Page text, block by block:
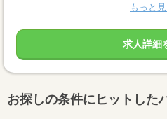
もっと
求人詳細
お探しの条件にヒットした